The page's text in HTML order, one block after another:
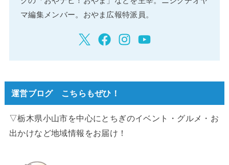
マ編集メンバー。おやま広報特派員。
運営ブログ こちらもぜひ！
▽栃木県小山市を中心にとちぎのイベント・グルメ・お
出かけなど地域情報をお届け！